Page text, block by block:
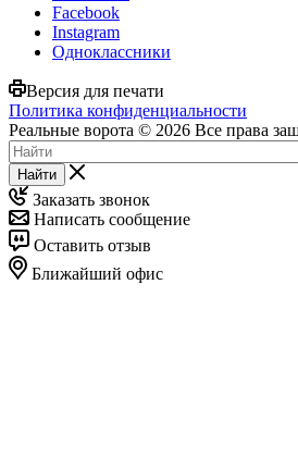
Facebook
Instagram
Одноклассники
Версия для печати
Политика конфиденциальности
Реальные ворота © 2026 Все права
Найти
Заказать звонок
Написать сообщение
Оставить отзыв
Ближайший офис